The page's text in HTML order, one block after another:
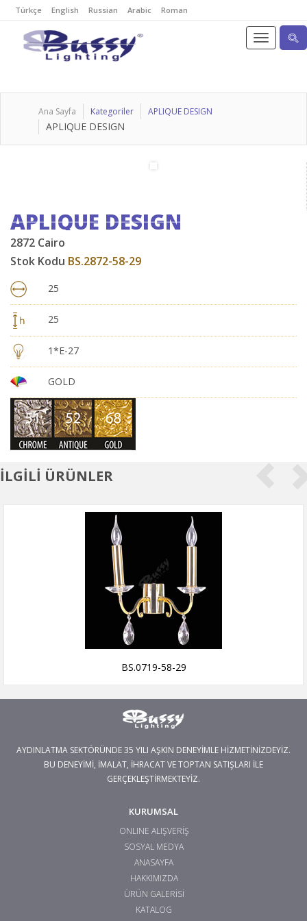
Türkçe English Russian Arabic Roman
Ana Sayfa Kategoriler APLIQUE DESIGN
APLIQUE DESIGN
APLIQUE DESIGN
2872 Cairo
Stok Kodu BS.2872-58-29
25
25
1*E-27
GOLD
İLGİLİ ÜRÜNLER
BS.0719-58-29
AYDINLATMA SEKTÖRÜNDE 35 YILI AŞKIN DENEYİMLE HİZMETİNİZDEYİZ.
BU DENEYİMİ, İMALAT, İHRACAT VE TOPTAN SATIŞLARI İLE
GERÇEKLEŞTİRMEKTEYİZ.
KURUMSAL
ONLINE ALIŞVERİŞ
SOSYAL MEDYA
ANASAYFA
HAKKIMIZDA
ÜRÜN GALERİSİ
KATALOG